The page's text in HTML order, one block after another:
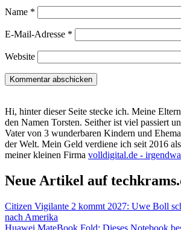
Name *
E-Mail-Adresse *
Website
Hi, hinter dieser Seite stecke ich. Meine
den Namen Torsten. Seither ist viel passiert
Vater von 3 wunderbaren Kindern und
der Welt. Mein Geld verdiene ich seit 2016
meiner kleinen Firma volldigital.de -
Neue Artikel auf
Citizen Vigilante 2 kommt 2027: Uwe Boll
nach Amerika